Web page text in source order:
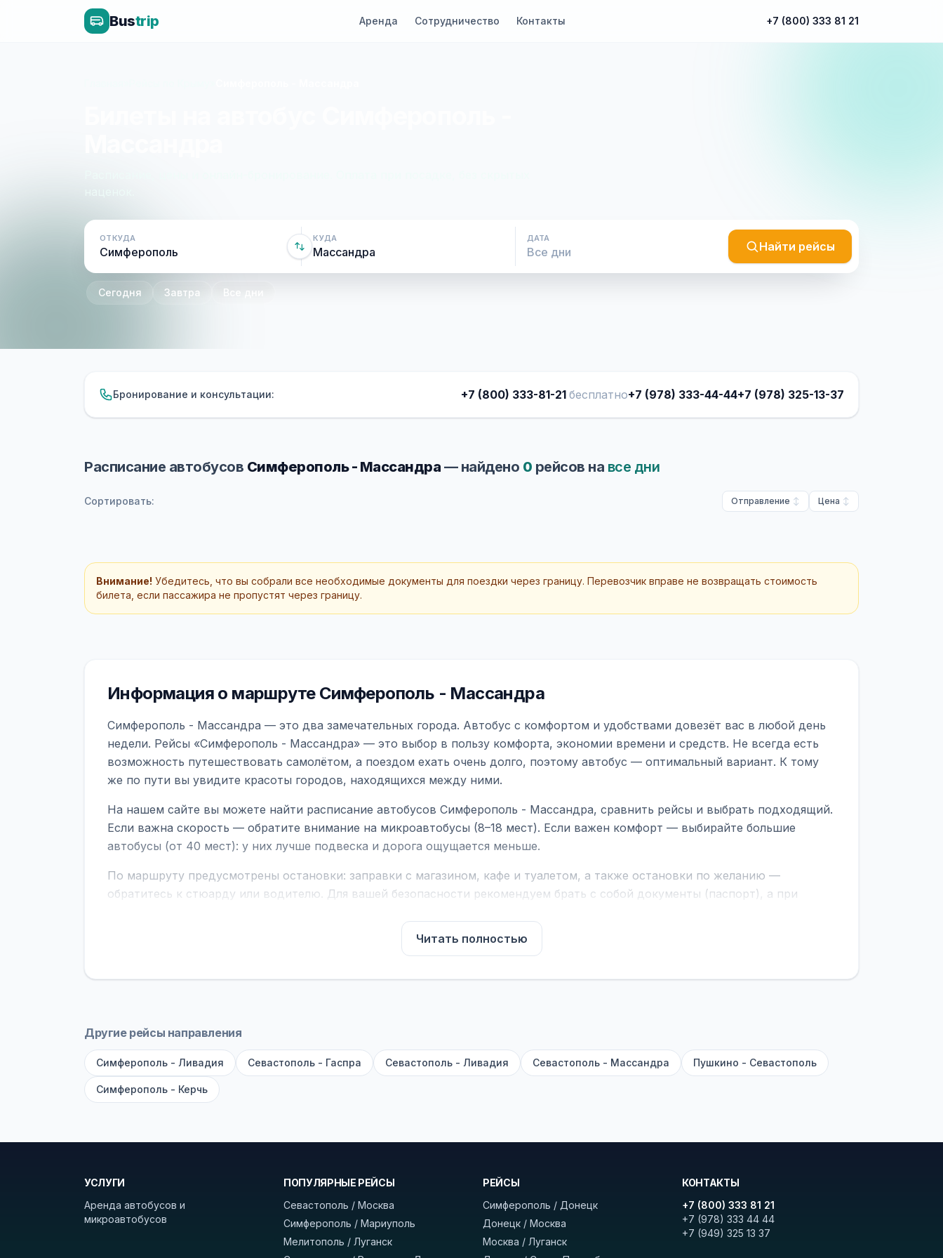
Bustrip Аренда Сотрудничество Контакты +7 (800) 333 81 21
ОТКУДА КУДА ДАТА
Найти рейсы
Сегодня Завтра Все дни
Бронирование и консультации: +7 (800) 333-81-21 бесплатно+7 (978) 333-44-44+7 (978) 325-13-37
Расписание автобусов Симферополь - Массандра — найдено 0 рейсов на все дни
Сортировать: Отправление Цена
Внимание! Убедитесь, что вы собрали все необходимые документы для поездки через границу. Перевозчик вправе не возвращать стоимость
билета, если пассажира не пропустят через границу.
Информация о маршруте Симферополь - Массандра
Симферополь - Массандра — это два замечательных города. Автобус с комфортом и удобствами довезёт вас в любой день
недели. Рейсы «Симферополь - Массандра» — это выбор в пользу комфорта, экономии времени и средств. Не всегда есть
возможность путешествовать самолётом, а поездом ехать очень долго, поэтому автобус — оптимальный вариант. К тому
же по пути вы увидите красоты городов, находящихся между ними.
На нашем сайте вы можете найти расписание автобусов Симферополь - Массандра, сравнить рейсы и выбрать подходящий.
Если важна скорость — обратите внимание на микроавтобусы (8–18 мест). Если важен комфорт — выбирайте большие
автобусы (от 40 мест): у них лучше подвеска и дорога ощущается меньше.
По маршруту предусмотрены остановки: заправки с магазином, кафе и туалетом, а также остановки по желанию —
обратитесь к стюарду или водителю. Для вашей безопасности рекомендуем брать с собой документы (паспорт), а при
В автобусах есть всё необходимое для комфортной поездки: регулировка сидений, кондиционер, отопление, зарядка
устройств, вода, пледы. На больших автобусах работают стюарды. У нас
оплата производится только при посадке, печатать билет заранее не нужно.
рейсов вы увидите время выезда, место посадки, время и место прибытия, время в пути и цену. Кнопка «Детали рейса»
Удачных поездок! С уважением, командаBUSTRIP.PRO
Читать полностью
Другие рейсы направления
Симферополь - Ливадия Севастополь - Гаспра Севастополь - Ливадия Севастополь - Массандра Пушкино - Севастополь
Симферополь - Керчь
УСЛУГИ
Аренда автобусов и
микроавтобусов
ПОПУЛЯРНЫЕ РЕЙСЫ
Севастополь / Москва
Симферополь / Мариуполь
Мелитополь / Луганск
РЕЙСЫ
Симферополь / Донецк
Донецк / Москва
Москва / Луганск
КОНТАКТЫ
+7 (800) 333 81 21
+7 (978) 333 44 44
+7 (949) 325 13 37